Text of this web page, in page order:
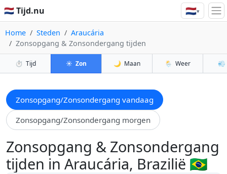
🇳🇱 Tijd.nu 🇳🇱▾
Home Steden
Araucária
Zonsopgang & Zonsondergang tijden
⏱️ Tijd ☀️ Zon 🌙 Maan 🌦️ Weer 💨
Zonsopgang/Zonsondergang vandaag
Zonsopgang/Zonsondergang morgen
Zonsopgang & Zonsondergang
tijden in Araucária, Brazilië 🇧🇷